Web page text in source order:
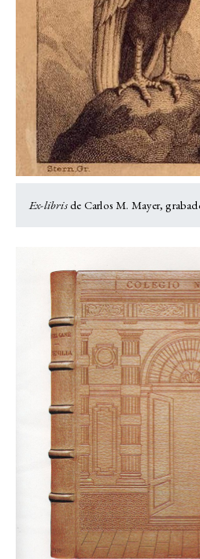
Ex-librisde Carlos M. Mayer,